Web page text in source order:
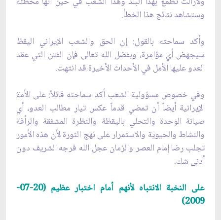
وستشاهد نتائج هذا الخطأ.
وأكد سماحته بالقول: إن الحق والشعب الإيراني اليقظ
سيجهض أي مؤامرة، وبفضل الله تعالى فإن الفتن التي عقد
العدو عليها الأمل في الأحداث الأخيرة قد انتهت.
وفي خصوص مسؤولية الشعب أكد سماحته قائلاً: على الأمة
الإيرانية أيضاً أن تمضي قدماً عكس تيار مطالب العدو، أي
صيانة الوحدة والتحلي باليقظة والنظرة المشفقة والرأفة
والنشاط والحيوية والاستمرار على نهج الثورة لأن هذه الأمور
تجلب رضا إمام العصر والزمان عجل الله فرجه الشريف دون
أدنى شك.
على النخبة الانتباه لأنهم أمام اختبار عظيم (20-07-
2009)